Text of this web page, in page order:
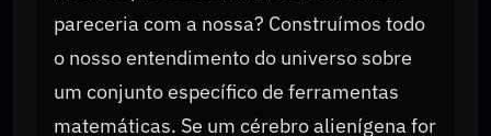
pareceria com a nossa? Construímos todo
o nosso entendimento do universo sobre
um conjunto específico de ferramentas
matemáticas. Se um cérebro alienígena for